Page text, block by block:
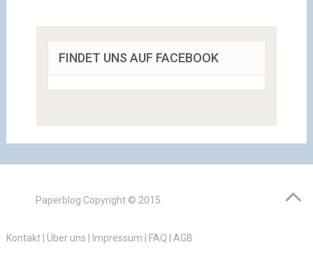
FINDET UNS AUF FACEBOOK
Paperblog Copyright © 2015.
Kontakt| Über uns Impressum FAQ AGB